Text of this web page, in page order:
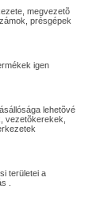
megvezetõ
présgépek
igen
lehetõvé
vezetõkerekek,
területei a
.